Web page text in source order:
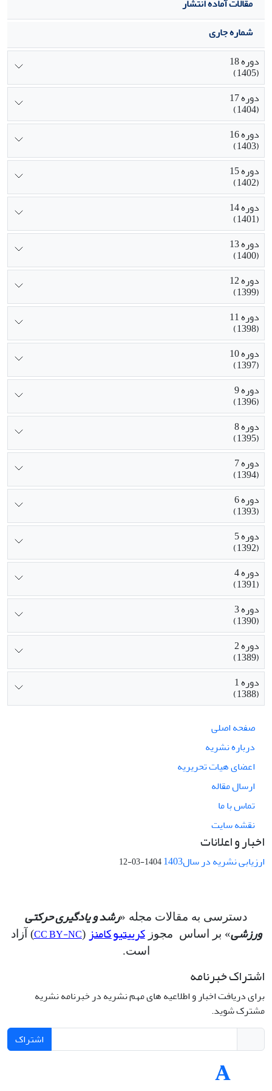
مقالات آماده انتشار
شماره جاری
دوره 18
(1405)
دوره 17
(1404)
دوره 16
(1403)
دوره 15
(1402)
دوره 14
(1401)
دوره 13
(1400)
دوره 12
(1399)
دوره 11
(1398)
دوره 10
(1397)
دوره 9
(1396)
دوره 8
(1395)
دوره 7
(1394)
دوره 6
(1393)
دوره 5
(1392)
دوره 4
(1391)
دوره 3
(1390)
دوره 2
(1389)
دوره 1
(1388)
صفحه اصلی
درباره نشریه
اعضای هیات تحریریه
ارسال مقاله
تماس با ما
نقشه سایت
اخبار و اعلانات
ارزیابی نشریه در سال1403 1404-03-12
دسترسی به مقالات مجله «رشد و یادگیری حرکتی
ورزشی» بر اساس مجوزکرییتیو کامنز (
CC BY-NC) آزاد
است.
اشتراک خبرنامه
برای دریافت اخبار و اطلاعیه های مهم نشریه در خبرنامه نشریه
مشترک شوید.
اشتراک